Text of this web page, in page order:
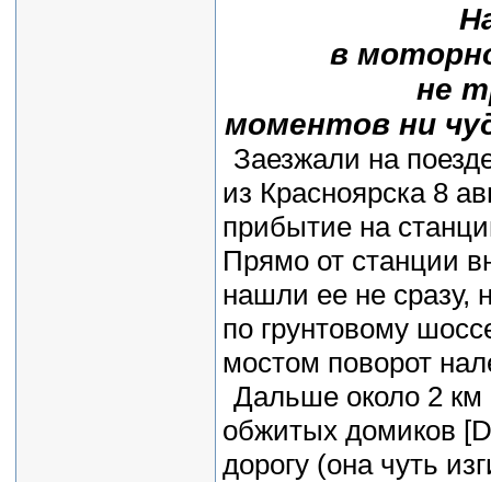
в
не
моментов ни
Заезжали на
из Красноярска 8
прибытие на
Прямо от станции
нашли ее не сразу,
по грунтовому
мостом поворот
Дальше около 2 км
обжитых домиков
дорогу (она чуть